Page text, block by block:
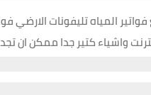
المياه تليفونات الارضي
واشياء كتير جدا ممكن ان